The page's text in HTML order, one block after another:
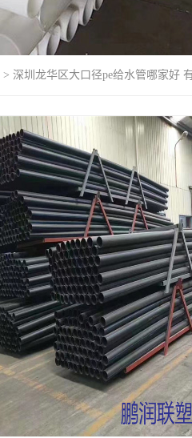
> 深圳龙华区大口径pe给水管哪家好